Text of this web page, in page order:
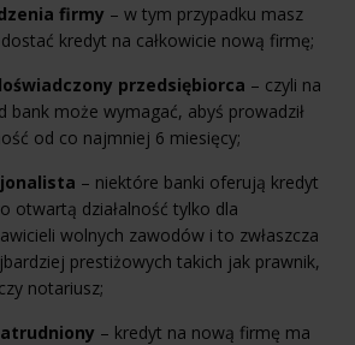
firmy – w tym przypadku masz
kredyt na całkowicie nową firmę;
przedsiębiorca – czyli na
bank może wymagać, abyś prowadził
od co najmniej 6 miesięcy;
– niektóre banki oferują kredyt
otwartą działalność tylko dla
wolnych zawodów i to zwłaszcza
prestiżowych takich jak prawnik,
notariusz;
– kredyt na nową firmę ma